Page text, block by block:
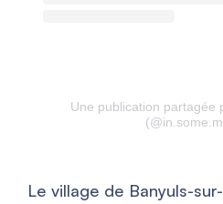
Une publication partagée
Le village de Banyuls-